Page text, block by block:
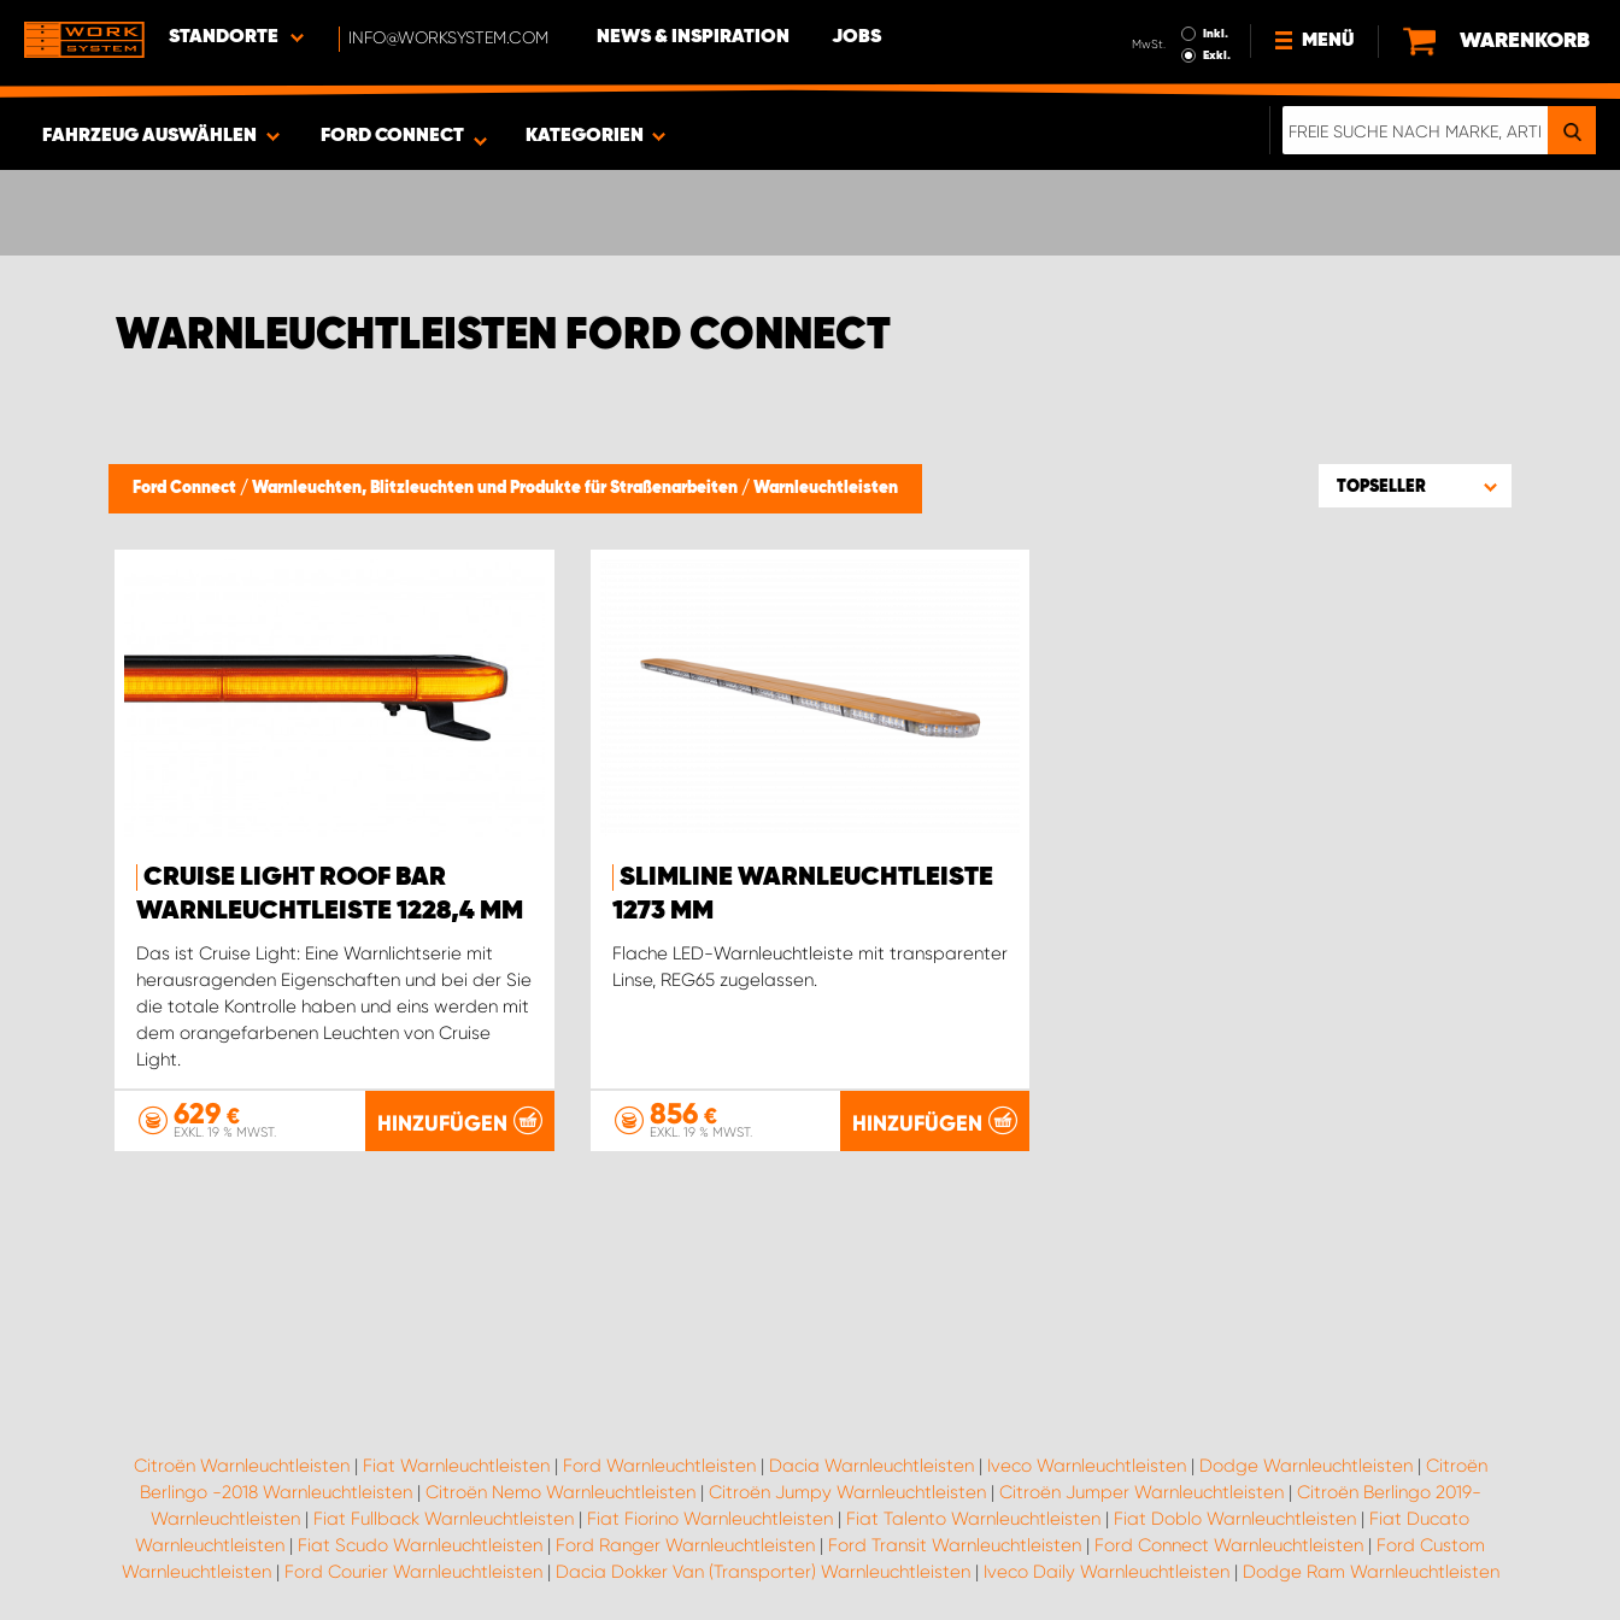
STANDORTE INFO@WORKSYSTEM.COM NEWS & INSPIRATION JOBS MwSt.
Inkl.
Exkl.
MENÜ
NEWS
WARENKORB
FAHRZEUG AUSWÄHLEN
ARTIKEL
FORD CONNECT KATEGORIEN
WARNLEUCHTLEISTEN FORD CONNECT
Ford Connect / Warnleuchten, Blitzleuchten und Produkte für Straßenarbeiten / Warnleuchtleisten TOPSELLER
CRUISE LIGHT ROOF BAR
WARNLEUCHTLEISTE 1228,4 MM
Das ist Cruise Light: Eine Warnlichtserie mit
herausragenden Eigenschaften und bei der Sie
die totale Kontrolle haben und eins werden mit
dem orangefarbenen Leuchten von Cruise
Light.
629 €
EXKL. 19 % MWST. HINZUFÜGEN
SLIMLINE WARNLEUCHTLEISTE
1273 MM
Flache LED-Warnleuchtleiste mit transparenter
Linse, REG65 zugelassen.
856€
EXKL. 19 % MWST. HINZUFÜGEN
Citroën Warnleuchtleisten| Fiat Warnleuchtleisten| Ford Warnleuchtleisten| Dacia Warnleuchtleisten| Iveco Warnleuchtleisten| Dodge Warnleuchtleisten| Citroën
Berlingo -2018 Warnleuchtleisten| Citroën Nemo Warnleuchtleisten| Citroën Jumpy Warnleuchtleisten| Citroën Jumper Warnleuchtleisten| Citroën Berlingo 2019-
Warnleuchtleisten | Fiat Fullback Warnleuchtleisten | Fiat Fiorino Warnleuchtleisten | Fiat Talento Warnleuchtleisten | Fiat Doblo Warnleuchtleisten | Fiat Ducato
Warnleuchtleisten | Fiat Scudo Warnleuchtleisten | Ford Ranger Warnleuchtleisten | Ford Transit Warnleuchtleisten | Ford Connect Warnleuchtleisten | Ford Custom
Warnleuchtleisten| Ford Courier Warnleuchtleisten| Dacia Dokker Van (Transporter) Warnleuchtleisten| Iveco Daily Warnleuchtleisten| Dodge Ram Warnleuchtleisten